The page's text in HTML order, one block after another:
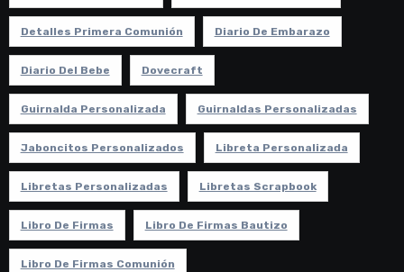
Detalles Primera Comunión Diario De Embarazo
Diario Del Bebe Dovecraft
Guirnalda Personalizada Guirnaldas Personalizadas
Jaboncitos Personalizados Libreta Personalizada
Libretas Personalizadas Libretas Scrapbook
Libro De Firmas Libro De Firmas Bautizo
Libro De Firmas Comunión